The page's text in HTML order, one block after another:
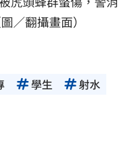
／翻攝畫面）
學生 射水